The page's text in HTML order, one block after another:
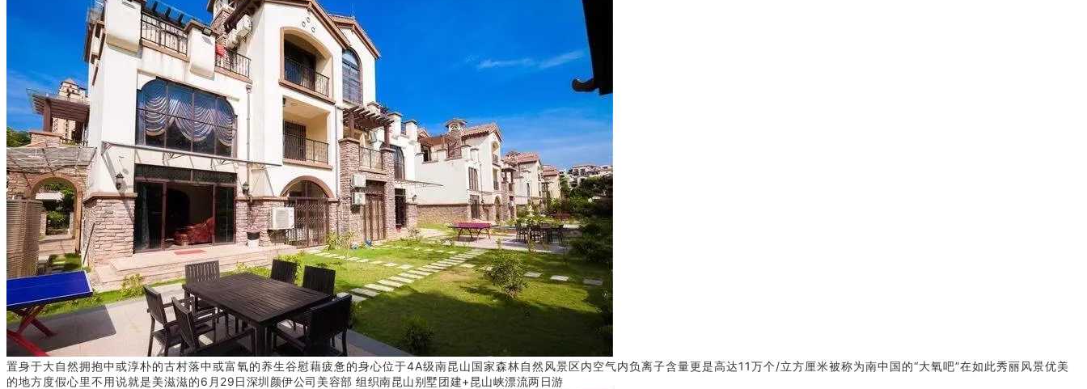
置身于大自然拥抱中或淳朴的古村落中或富氧的养生谷慰藉疲惫的身心位于4A级南昆山国家森林自然风景区内空气内负离子含量更是高达11万个/立方厘米被称为南中国的“大氧吧”在如此秀丽风景优美
的地方度假心里不用说就是美滋滋的6月29日深圳颜伊公司美容部 组织南昆山别墅团建+昆山峡漂流两日游